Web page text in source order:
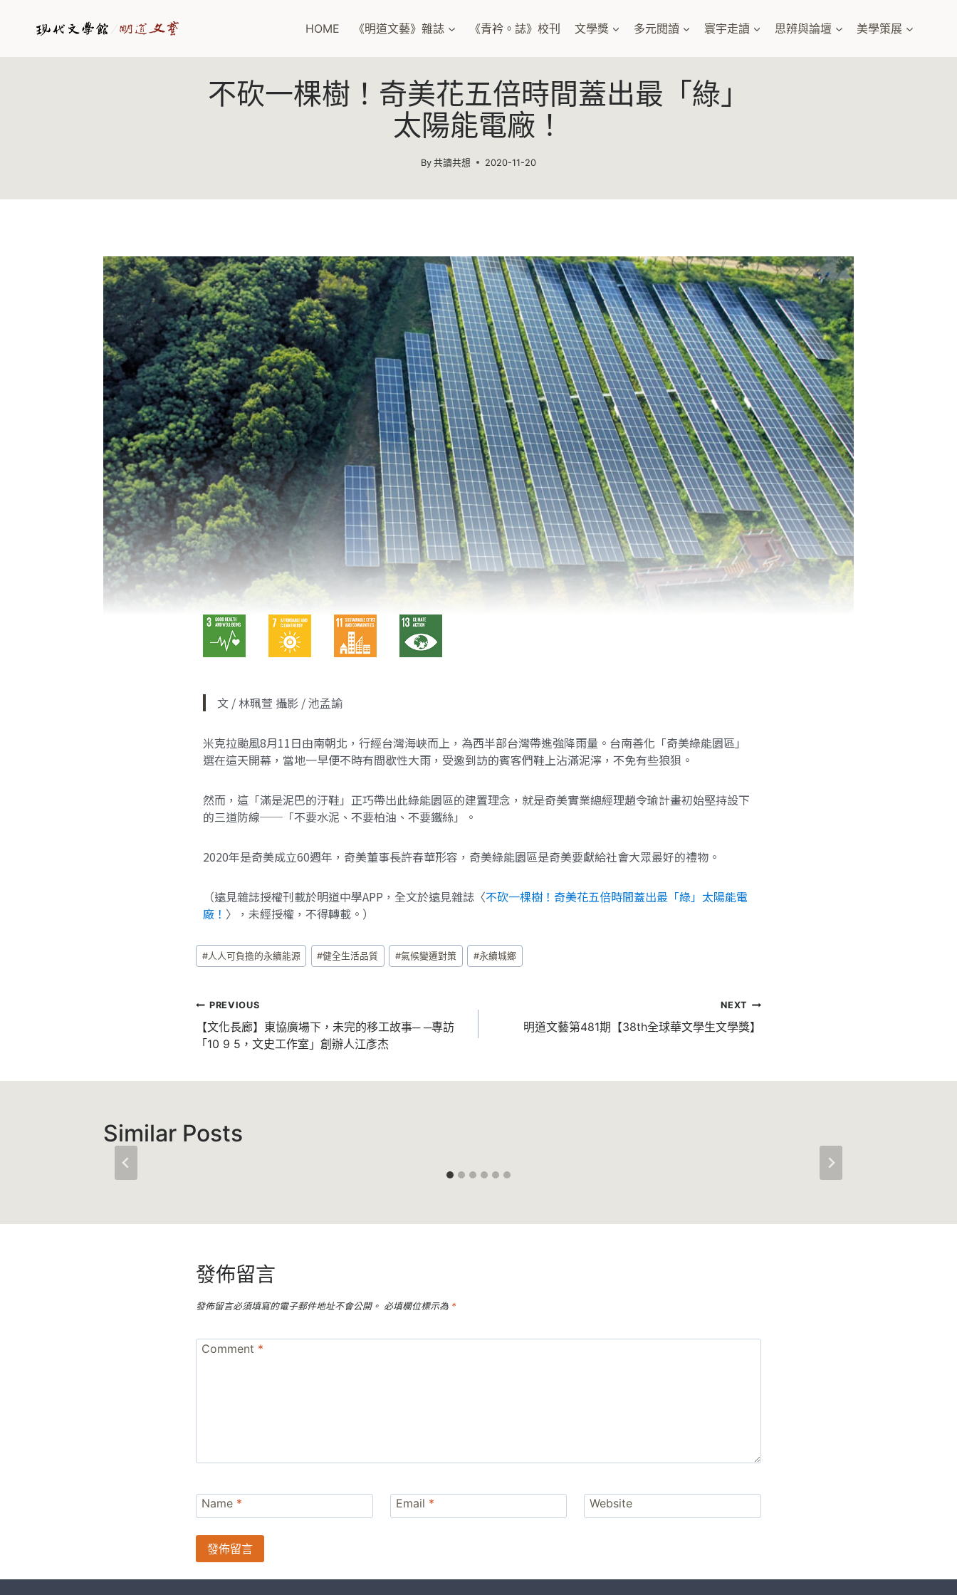
HOME 《明道文藝》雜誌 《青衿。誌》校刊 文學獎 多元閱讀 寰宇走讀 思辨與論壇 美學策展
不砍一棵樹！奇美花五倍時間蓋出最「綠」
太陽能電廠！
By 共讀共想 2020-11-20
文 / 林珮萱 攝影 / 池孟諭
米克拉颱風8月11日由南朝北，行經台灣海峽而上，為西半部台灣帶進強降雨量。台南善化「奇美綠能園區」
選在這天開幕，當地一早便不時有間歇性大雨，受邀到訪的賓客們鞋上沾滿泥濘，不免有些狼狽。
然而，這「滿是泥巴的汙鞋」正巧帶出此綠能園區的建置理念，就是奇美實業總經理趙令瑜計畫初始堅持設下
的三道防線──「不要水泥、不要柏油、不要鐵絲」。
2020年是奇美成立60週年，奇美董事長許春華形容，奇美綠能園區是奇美要獻給社會大眾最好的禮物。
（遠見雜誌授權刊載於明道中學APP，全文於遠見雜誌〈不砍一棵樹！奇美花五倍時間蓋出最「綠」太陽能電
廠！ 〉，未經授權，不得轉載。）
#人人可負擔的永續能源 #健全生活品質 #氣候變遷對策 #永續城鄉
PREVIOUS
【文化長廊】東協廣場下，未完的移工故事─ ─專訪
「10 9 5，文史工作室」創辦人江彥杰
NEXT
明道文藝第481期【38th全球華文學生文學獎】
Similar Posts
發佈留言
發佈留言必須填寫的電子郵件地址不會公開。 必填欄位標示為 *
Comment *
Name * Email * Website